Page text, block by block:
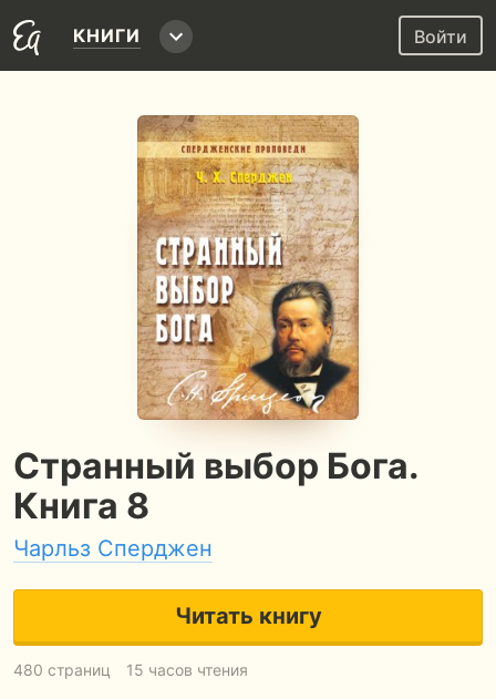
КНИГИ Войти
Странный выбор Бога.
Книга 8
Чарльз Сперджен
Читать книгу
480 страниц 15 часов чтения